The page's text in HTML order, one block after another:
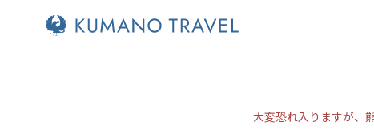
大変恐れ入りますが、